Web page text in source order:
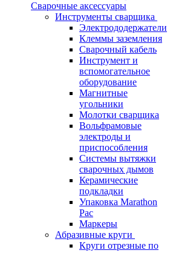
Сварочные аксессуары
Инструменты сварщика
Электрододержатели
Клеммы заземления
Сварочный кабель
Инструмент и
вспомогательное
оборудование
Магнитные
угольники
Молотки сварщика
Вольфрамовые
электроды и
приспособления
Системы вытяжки
сварочных дымов
Керамические
подкладки
Упаковка Marathon
Pac
Маркеры
Абразивные круги
Круги отрезные по